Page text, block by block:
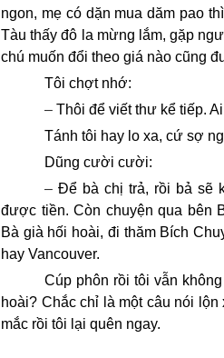
ngon, mẹ có dặn mua dăm pao
Tàu thấy đô la mừng lắm, gặp
chú muốn đổi theo giá nào cũng
Tôi chợt nhớ:
– Thôi để viết thư kể tiếp.
Tánh tôi hay lo xa, cứ sợ
Dũng cười cười:
–Để bà chị trả, rồi bả sẽ
được tiền. Còn chuyện qua bên
Bà già hối hoài, đi thăm Bích
hay Vancouver.
Cúp phôn rồi tôi vẫn
hoài? Chắc chỉ là một câu nói
mắc rồi tôi lại quên ngay.